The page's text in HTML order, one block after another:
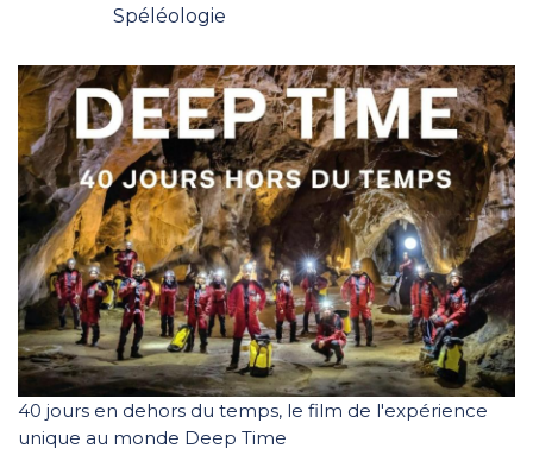
Spéléologie
40 jours en dehors du temps, le film de l'expérience
unique au monde Deep Time